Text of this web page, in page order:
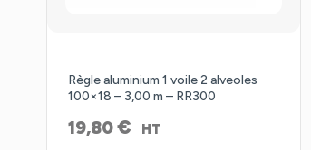
Règle aluminium 1 voile 2 alveoles
100×18 – 3,00 m – RR300
19,80€ HT